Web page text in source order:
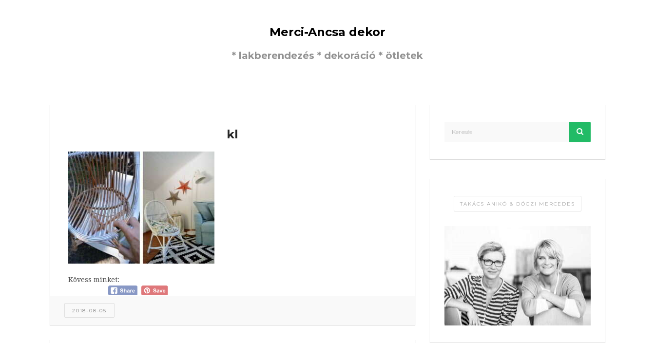
Merci-Ancsa dekor
* lakberendezés * dekoráció * ötletek
kl
Kövess minket:
2018-08-05
TAKÁCS ANIKÓ & DÓCZI MERCEDES